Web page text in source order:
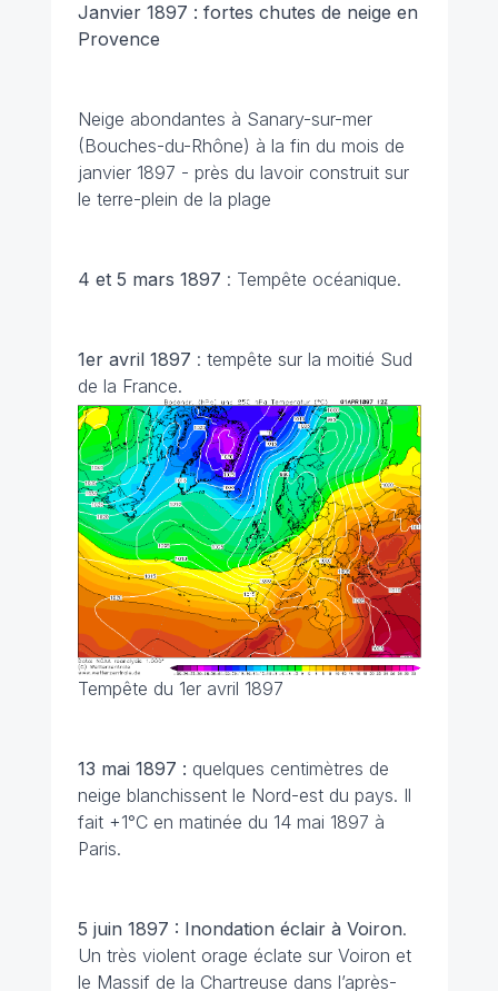
Janvier 1897 : fortes chutes de neige en
Provence
Neige abondantes à Sanary-sur-mer
(Bouches-du-Rhône) à la fin du mois de
janvier 1897 - près du lavoir construit sur
le terre-plein de la plage
4 et 5 mars 1897 : Tempête océanique.
1er avril 1897 : tempête sur la moitié Sud
de la France.
Tempête du 1er avril 1897
13 mai 1897 : quelques centimètres de
neige blanchissent le Nord-est du pays. Il
fait +1°C en matinée du 14 mai 1897 à
Paris.
5 juin 1897 : Inondation éclair à Voiron.
Un très violent orage éclate sur Voiron et
le Massif de la Chartreuse dans l’après-